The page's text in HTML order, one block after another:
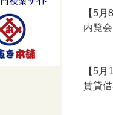
【5月
内覧
【5
賃貸